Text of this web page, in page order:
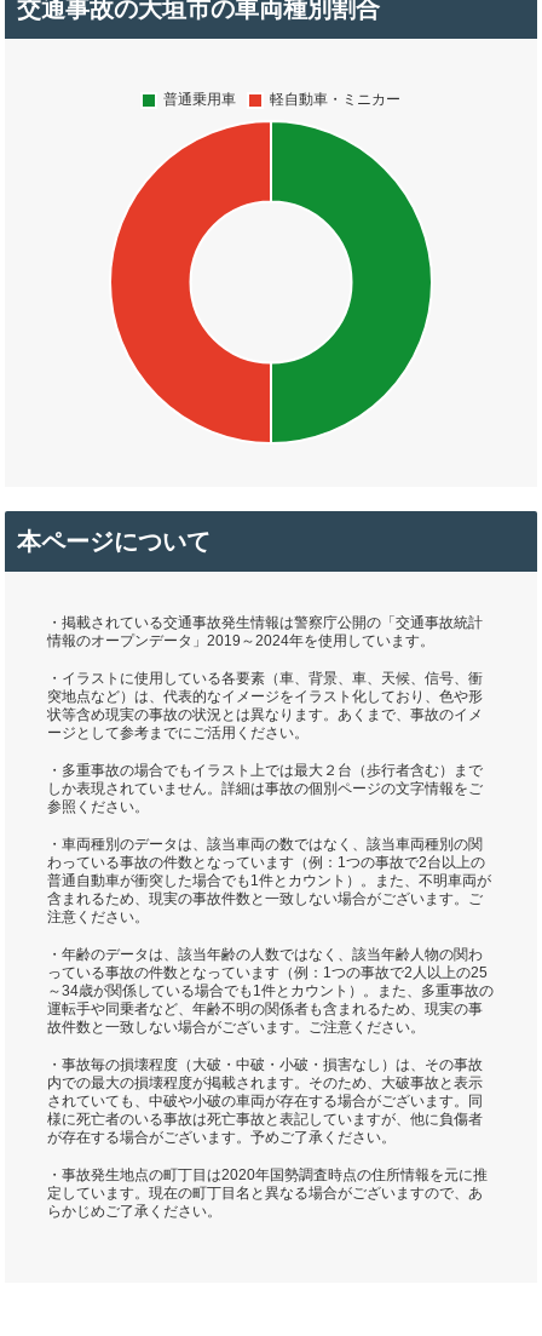
交通事故の大垣市の車両種別割合
本ページについて
・掲載されている交通事故発生情報は警察庁公開の「交通事故統計
情報のオープンデータ」2019～2024年を使用しています。
・イラストに使用している各要素（車、背景、車、天候、信号、衝
突地点など）は、代表的なイメージをイラスト化しており、色や形
状等含め現実の事故の状況とは異なります。あくまで、事故のイメ
ージとして参考までにご活用ください。
・多重事故の場合でもイラスト上では最大２台（歩行者含む）まで
しか表現されていません。詳細は事故の個別ページの文字情報をご
参照ください。
・車両種別のデータは、該当車両の数ではなく、該当車両種別の関
わっている事故の件数となっています（例：1つの事故で2台以上の
普通自動車が衝突した場合でも1件とカウント）。また、不明車両が
含まれるため、現実の事故件数と一致しない場合がございます。ご
注意ください。
・年齢のデータは、該当年齢の人数ではなく、該当年齢人物の関わ
っている事故の件数となっています（例：1つの事故で2人以上の25
～34歳が関係している場合でも1件とカウント）。また、多重事故の
運転手や同乗者など、年齢不明の関係者も含まれるため、現実の事
故件数と一致しない場合がございます。ご注意ください。
・事故毎の損壊程度（大破・中破・小破・損害なし）は、その事故
内での最大の損壊程度が掲載されます。そのため、大破事故と表示
されていても、中破や小破の車両が存在する場合がございます。同
様に死亡者のいる事故は死亡事故と表記していますが、他に負傷者
が存在する場合がございます。予めご了承ください。
・事故発生地点の町丁目は2020年国勢調査時点の住所情報を元に推
定しています。現在の町丁目名と異なる場合がございますので、あ
らかじめご了承ください。